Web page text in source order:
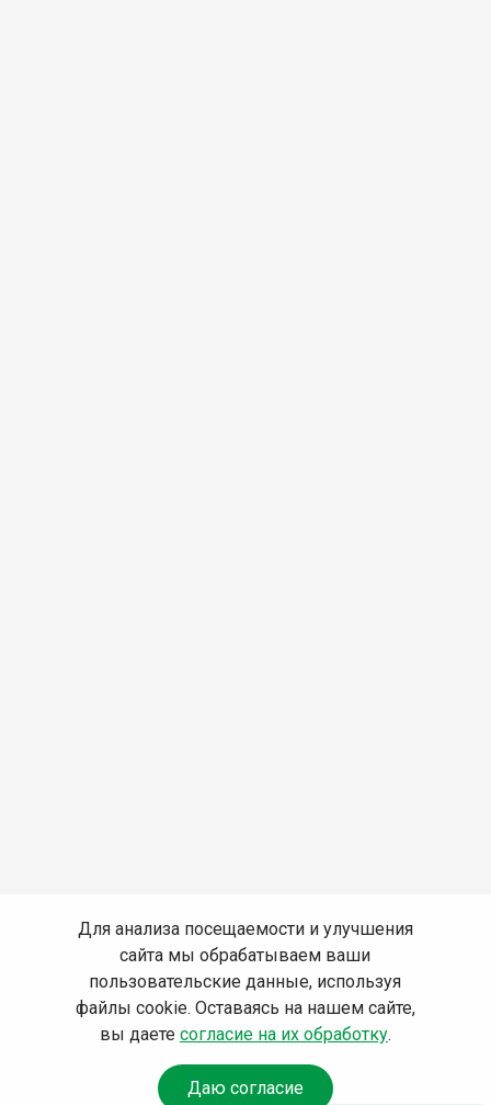
Для анализа посещаемости и улучшения
сайта мы обрабатываем ваши
пользовательские данные, используя
файлы cookie. Оставаясь на нашем сайте,
вы даете согласие на их обработку.
Даю согласие